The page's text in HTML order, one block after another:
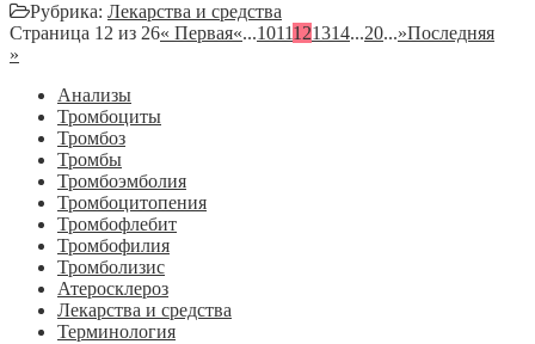
Рубрика: Лекарства и средства
Страница 12 из 26« Первая«...1011121314...20...»Последняя
»
Анализы
Тромбоциты
Тромбоз
Тромбы
Тромбоэмболия
Тромбоцитопения
Тромбофлебит
Тромбофилия
Тромболизис
Атеросклероз
Лекарства и средства
Терминология